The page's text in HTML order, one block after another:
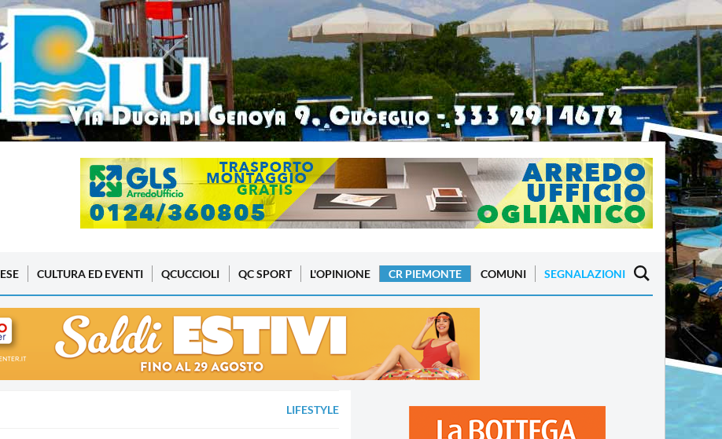
CULTURA ED EVENTI QCUCCIOLI QC SPORT L'OPINIONE CR PIEMONTE COMUNI SEGNALAZIONI
LIFESTYLE